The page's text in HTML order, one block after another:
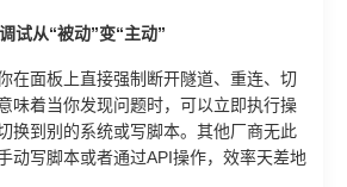
试从“被动”变“主动”
在面板上直接强制断开隧道、重连、切
着当你发现问题时，可以立即执行操
换到别的系统或写脚本。其他厂商无此
动写脚本或者通过API操作，效率天差地